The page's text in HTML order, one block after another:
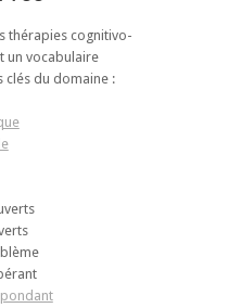
thérapies cognitivo-
un vocabulaire
clés du domaine :